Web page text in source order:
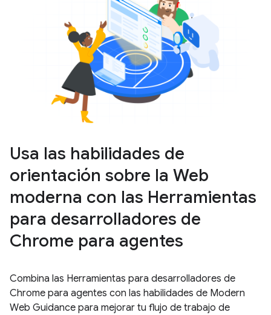
Usa las habilidades de
orientación sobre la Web
moderna con las Herramientas
para desarrolladores de
Chrome para agentes
Combina las Herramientas para desarrolladores de
Chrome para agentes con las habilidades de Modern
Web Guidance para mejorar tu flujo de trabajo de